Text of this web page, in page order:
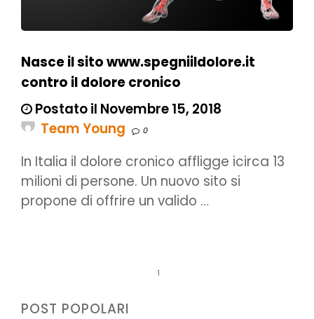
Nasce il sito www.spegniildolore.it
contro il dolore cronico
Postato il Novembre 15, 2018
Team Young
0
In Italia il dolore cronico affligge icirca 13
milioni di persone. Un nuovo sito si
propone di offrire un valido …
1
POST POPOLARI